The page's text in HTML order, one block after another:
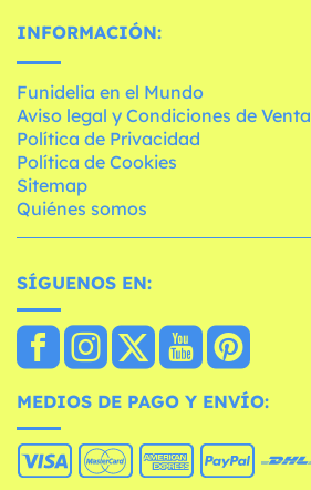
INFORMACIÓN:
Funidelia en el Mundo
Aviso legal y Condiciones de Venta
Política de Privacidad
Política de Cookies
Sitemap
Quiénes somos
SÍGUENOS EN:
MEDIOS DE PAGO Y ENVÍO: